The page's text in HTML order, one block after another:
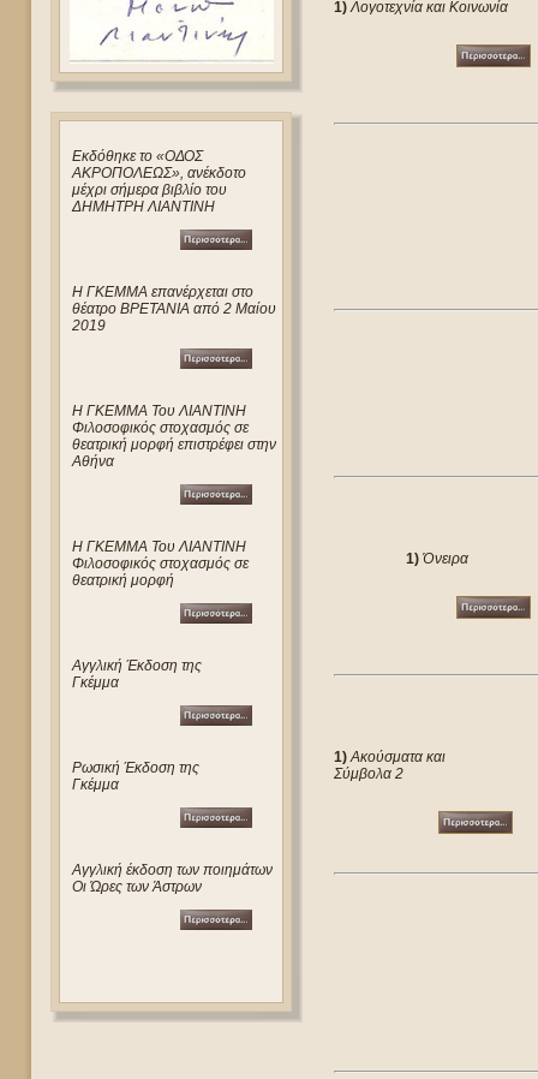
Eκδόθηκε το «ΟΔΟΣ
ΑΚΡΟΠΟΛΕΩΣ», ανέκδοτο
μέχρι σήμερα βιβλίο του
ΔΗΜΗΤΡΗ ΛΙΑΝΤΙΝΗ
Η ΓΚΕΜΜΑ επανέρχεται στο
θέατρο ΒΡΕΤΑΝΙΑ από 2 Μαίου
2019
Η ΓΚΕΜΜΑ Του ΛΙΑΝΤΙΝΗ
Φιλοσοφικός στοχασμός σε
θεατρική μορφή επιστρέφει στην
Αθήνα
Η ΓΚΕΜΜΑ Του ΛΙΑΝΤΙΝΗ
Φιλοσοφικός στοχασμός σε
θεατρική μορφή
Αγγλική Έκδοση της
Γκέμμα
Ρωσική Έκδοση της
Γκέμμα
Αγγλική έκδοση των ποιημάτων
Οι Ώρες των Άστρων
1) Λογοτεχνία και Κοινωνία
1) Όνειρα
1) Ακούσματα και
Σύμβολα 2